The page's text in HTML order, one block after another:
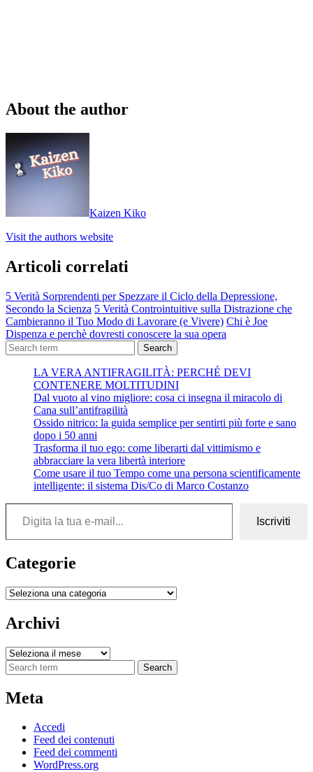
About the author
Kaizen Kiko
Visit the authors website
Articoli correlati
5 Verità Sorprendenti per Spezzare il Ciclo della Depressione,
Secondo la Scienza 5 Verità Controintuitive sulla Distrazione che
Cambieranno il Tuo Modo di Lavorare (e Vivere) Chi è Joe
Dispenza e perchè dovresti conoscere la sua opera
Search
LA VERA ANTIFRAGILITÀ: PERCHÉ DEVI
CONTENERE MOLTITUDINI
Dal vuoto al vino migliore: cosa ci insegna il miracolo di
Cana sull’antifragilità
Ossido nitrico: la guida semplice per sentirti più forte e sano
dopo i 50 anni
Trasforma il tuo ego: come liberarti dal vittimismo e
abbracciare la vera libertà interiore
Come usare il tuo Tempo come una persona scientificamente
intelligente: il sistema Dis/Co di Marco Costanzo
Digita la tua e-mail...
Iscriviti
Categorie
Categorie
Archivi
Archivi
Search
Meta
Accedi
Feed dei contenuti
Feed dei commenti
WordPress.org